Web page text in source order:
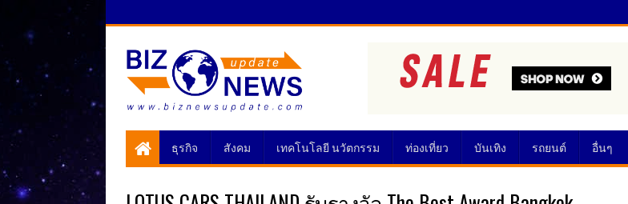
ธุรกิจ สังคม เทคโนโลยี นวัตกรรม ท่องเที่ยว บันเทิง รถยนต์ อื่นๆ